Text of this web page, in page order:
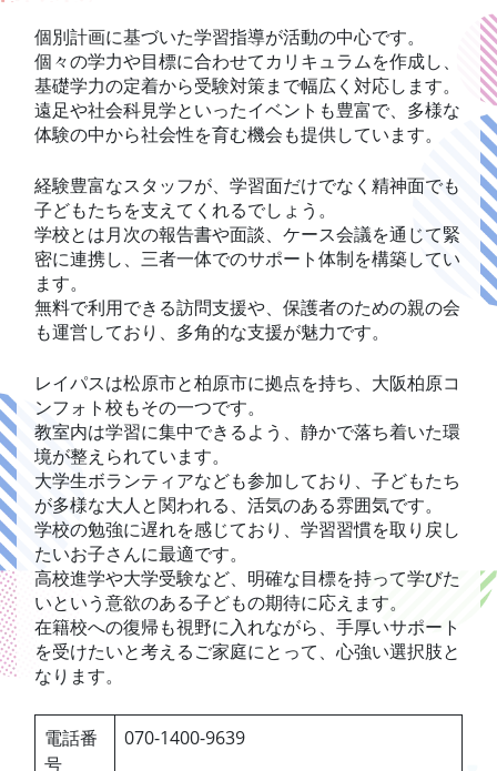
個別計画に基づいた学習指導が活動の中心です。
個々の学力や目標に合わせてカリキュラムを作成し、
基礎学力の定着から受験対策まで幅広く対応します。
遠足や社会科見学といったイベントも豊富で、多様な
体験の中から社会性を育む機会も提供しています。
経験豊富なスタッフが、学習面だけでなく精神面でも
子どもたちを支えてくれるでしょう。
学校とは月次の報告書や面談、ケース会議を通じて緊
密に連携し、三者一体でのサポート体制を構築してい
ます。
無料で利用できる訪問支援や、保護者のための親の会
も運営しており、多角的な支援が魅力です。
レイパスは松原市と柏原市に拠点を持ち、大阪柏原コ
ンフォト校もその一つです。
教室内は学習に集中できるよう、静かで落ち着いた環
境が整えられています。
大学生ボランティアなども参加しており、子どもたち
が多様な大人と関われる、活気のある雰囲気です。
学校の勉強に遅れを感じており、学習習慣を取り戻し
たいお子さんに最適です。
高校進学や大学受験など、明確な目標を持って学びた
いという意欲のある子どもの期待に応えます。
在籍校への復帰も視野に入れながら、手厚いサポート
を受けたいと考えるご家庭にとって、心強い選択肢と
なります。
電話番
号
070-1400-9639